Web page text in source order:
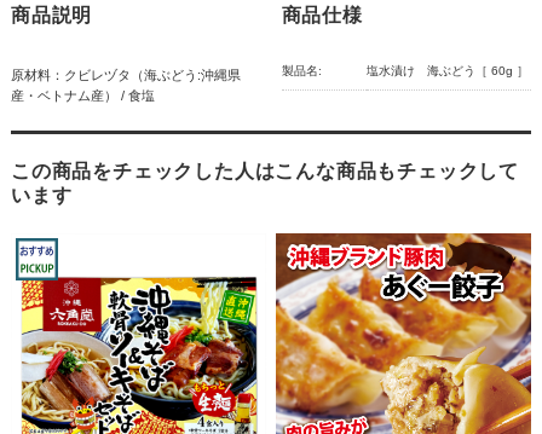
商品説明
原材料：クビレヅタ（海ぶどう:沖縄県
産・ベトナム産） / 食塩
商品仕様
製品名: 塩水漬け 海ぶどう［ 60g ］
この商品をチェックした人はこんな商品もチェックして
います